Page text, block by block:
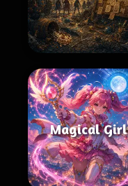
Magical Girl